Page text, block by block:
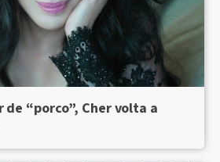
de “porco”, Cher volta a